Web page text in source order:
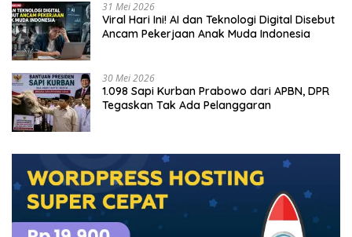
31 Mei 2026
Viral Hari Ini! AI dan Teknologi Digital Disebut
Ancam Pekerjaan Anak Muda Indonesia
30 Mei 2026
1.098 Sapi Kurban Prabowo dari APBN, DPR
Tegaskan Tak Ada Pelanggaran